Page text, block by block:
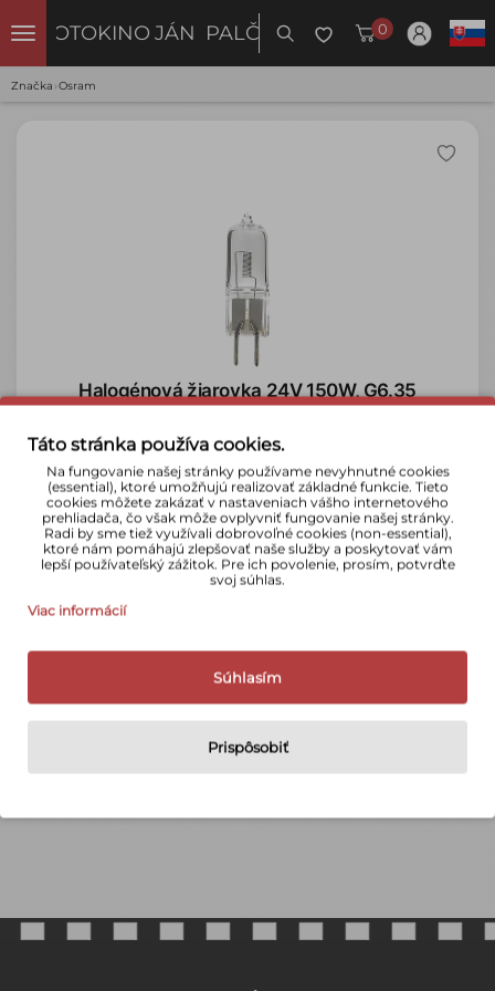
FOTOKINO JÁN PALČO 0
Značka ›Osram
Halogénová žiarovka 24V 150W, G6.35
8,50 €
Tovar je na sklade›
Do košíka Detail
Táto stránka používa cookies.
Na fungovanie našej stránky používame nevyhnutné cookies
(essential), ktoré umožňujú realizovať základné funkcie. Tieto
cookies môžete zakázať v nastaveniach vášho internetového
prehliadača, čo však môže ovplyvniť fungovanie našej stránky.
Radi by sme tiež využívali dobrovoľné cookies (non-essential),
ktoré nám pomáhajú zlepšovať naše služby a poskytovať vám
lepší používateľský zážitok. Pre ich povolenie, prosím, potvrďte
svoj súhlas.
Viac informácií
Súhlasím
Prispôsobiť